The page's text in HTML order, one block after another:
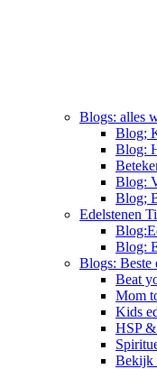
Blogs: alles
Blog;
Blog:
Blog:
Blog;
Edelstenen
Blog:
Blogs: Beste
Beat
Mom
Kids
HSP &
Bekijk